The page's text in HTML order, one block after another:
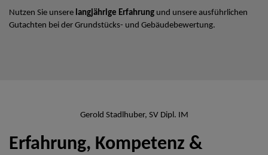
Nutzen Sie unsere langjährige Erfahrung und unsere ausführlichen
Gutachten bei der Grundstücks- und Gebäudebewertung.
Gerold Stadlhuber, SV Dipl. IM
Erfahrung, Kompetenz &